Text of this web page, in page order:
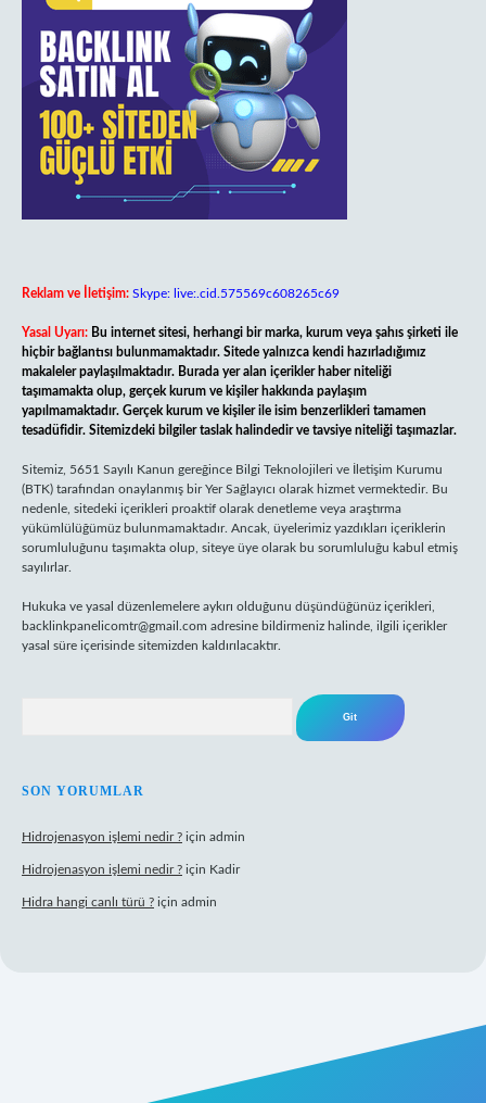
Reklam ve İletişim: Skype: live:.cid.575569c608265c69
Yasal Uyarı: Bu internet sitesi, herhangi bir marka, kurum veya şahıs şirketi ile
hiçbir bağlantısı bulunmamaktadır. Sitede yalnızca kendi hazırladığımız
makaleler paylaşılmaktadır. Burada yer alan içerikler haber niteliği
taşımamakta olup, gerçek kurum ve kişiler hakkında paylaşım
yapılmamaktadır. Gerçek kurum ve kişiler ile isim benzerlikleri tamamen
tesadüfidir. Sitemizdeki bilgiler taslak halindedir ve tavsiye niteliği taşımazlar.
Sitemiz, 5651 Sayılı Kanun gereğince Bilgi Teknolojileri ve İletişim Kurumu
(BTK) tarafından onaylanmış bir Yer Sağlayıcı olarak hizmet vermektedir. Bu
nedenle, sitedeki içerikleri proaktif olarak denetleme veya araştırma
yükümlülüğümüz bulunmamaktadır. Ancak, üyelerimiz yazdıkları içeriklerin
sorumluluğunu taşımakta olup, siteye üye olarak bu sorumluluğu kabul etmiş
sayılırlar.
Hukuka ve yasal düzenlemelere aykırı olduğunu düşündüğünüz içerikleri,
backlinkpanelicomtr@gmail.com adresine bildirmeniz halinde, ilgili içerikler
yasal süre içerisinde sitemizden kaldırılacaktır.
SON YORUMLAR
Hidrojenasyon işlemi nedir ? için admin
Hidrojenasyon işlemi nedir ? için Kadir
Hidra hangi canlı türü ? için admin